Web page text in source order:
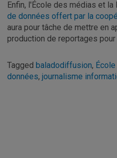
Enfin, l'École des médias et
de données offert par la
aura pour tâche de mettre en
production de reportages pour
Tagged baladodiffusion,
données, journalisme